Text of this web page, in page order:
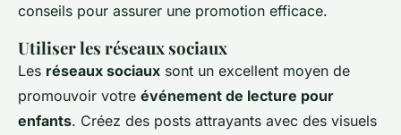
conseils pour assurer une promotion efficace.
Utiliser les réseaux sociaux
Les réseaux sociaux sont un excellent moyen de
promouvoir votre événement de lecture pour
enfants. Créez des posts attrayants avec des visuels